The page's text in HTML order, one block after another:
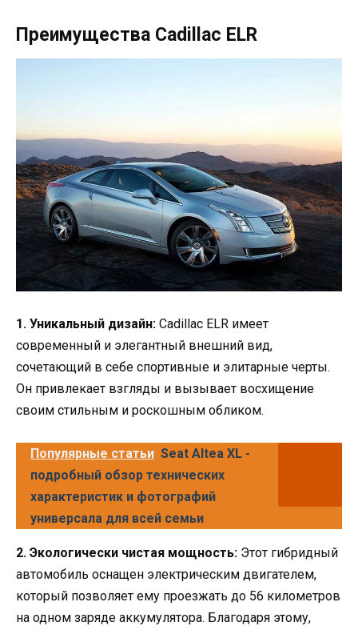
Преимущества Cadillac ELR
1. Уникальный дизайн: Cadillac ELR имеет
современный и элегантный внешний вид,
сочетающий в себе спортивные и элитарные черты.
Он привлекает взгляды и вызывает восхищение
своим стильным и роскошным обликом.
Популярные статьи Seat Altea XL -
подробный обзор технических
характеристик и фотографий
универсала для всей семьи
2. Экологически чистая мощность: Этот гибридный
автомобиль оснащен электрическим двигателем,
который позволяет ему проезжать до 56 километров
на одном заряде аккумулятора. Благодаря этому,